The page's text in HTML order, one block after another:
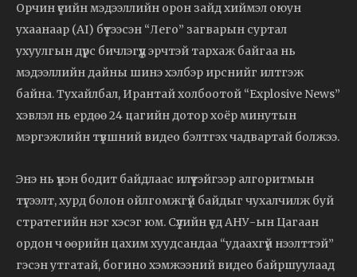
Орчин үеийн мэдээллийн орон зайд хиймэл оюун
ухаанаар (AI) бүтээсэн “Лего” загварын суртал
ухуулгын дүрс бичлэгүүд эрчтэй тархаж байгаа нь
мэдээллийн дайны шинэ хэлбэр ирснийг илтгэж
байна. Тухайлбал, Ирантай холбоотой “Explosive News”
хэвлэл нь ердөө 24 цагийн дотор хоёр минутын
мэргэжлийн түвшний видео бэлтгэх чадвартай болжээ.
Энэ нь үнэн бодит байдлаас илүүтэйгээр алгоритмын
түгээлт, хурд болон ойлгомжгүй байдыг чухалчилж буй
стратегийн нэг хэсэг юм. Сүүлийн үед АНУ-ын Цагаан
ордон ч өөрийн цахим хуудсандаа “удаахгүй нээлттэй”
гэсэн утгатай, богино хэмжээний видео байршуулаад